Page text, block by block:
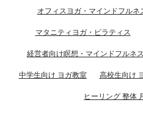
オフィスヨガ・マインドフル
マタニティヨガ・ピラティス
経営者向け瞑想・マインドフルネ
中学生向け ヨガ教室 高校生向け
ヒーリング 整体